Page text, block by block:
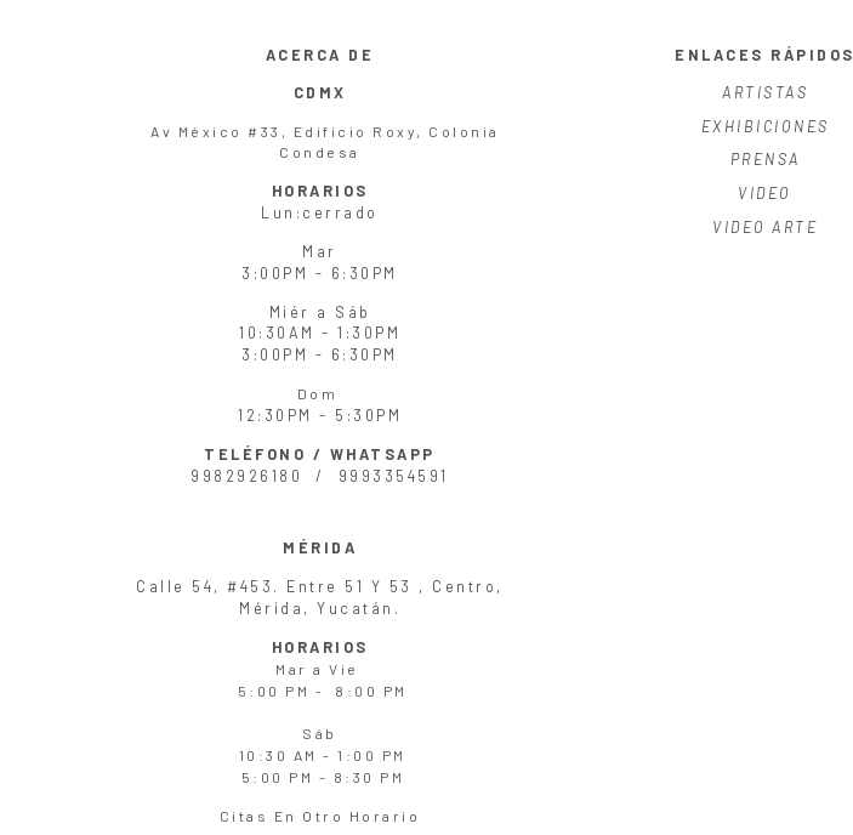
ACERCA DE
CDMX
Av México #33, Edificio Roxy, Colonia
Condesa
HORARIOS
Lun :cerrado
Mar
3:00PM - 6:30PM
Miér a
Sáb
10:30AM - 1:30PM
3:00PM - 6:30PM
Dom
12:30PM - 5:30PM
TELÉFONO / WHATSAPP
9982926180 / 9993354591
MÉRIDA
Calle 54, #453. Entre 51 Y 53 , Centro,
Mérida, Yucatán.
HORARIOS
Mara Vie
5:00 PM - 8:00 PM
Sáb
10:30 AM - 1:00 PM
5:00 PM - 8:30 PM
Citas En Otro Horario
ENLACES RÁPIDOS
ARTISTAS
EXHIBICIONES
PRENSA
VIDEO
VIDEO ARTE